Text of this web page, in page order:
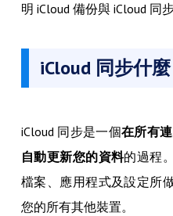
明 iCloud 備份與 iCloud 同
iCloud 同步什麼
iCloud 同步是一個在所有
自動更新您的資料的過程
檔案、應用程式及設定所
您的所有其他裝置。